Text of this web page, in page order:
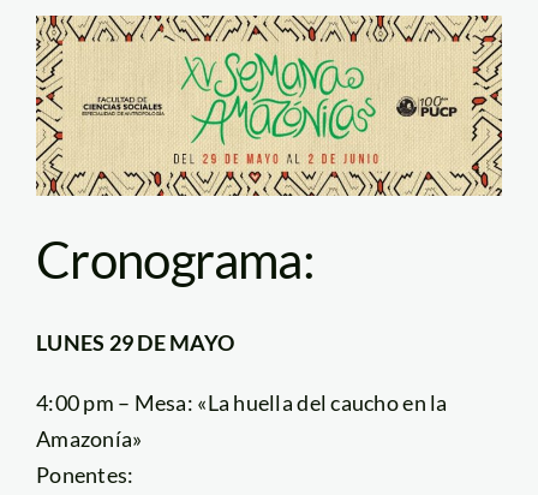
Cronograma:
LUNES 29 DE MAYO
4:00 pm – Mesa: «La huella del caucho en la
Amazonía»
Ponentes: